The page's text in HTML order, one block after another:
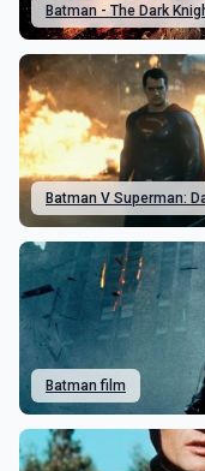
Batman - The Dark
Batman V Superman:
Batman film